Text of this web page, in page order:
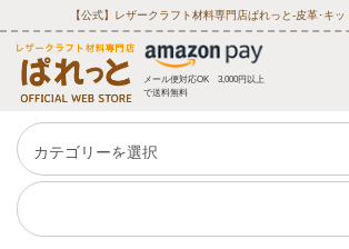
【公式】レザークラフト材料専門店ぱれっと‐皮革･キ
メール便対応OK 3,000円以上
で送料無料